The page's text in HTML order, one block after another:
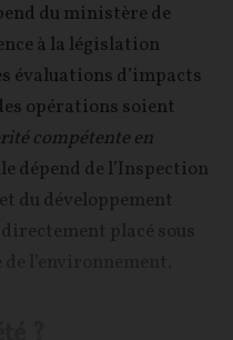
du ministère de
à la législation
évaluations d’impacts
opérations soient
compétente en
dépend de l’Inspection
du développement